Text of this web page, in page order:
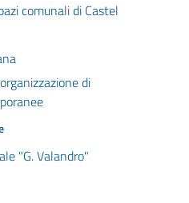
comunali di Castel
di
"G. Valandro"